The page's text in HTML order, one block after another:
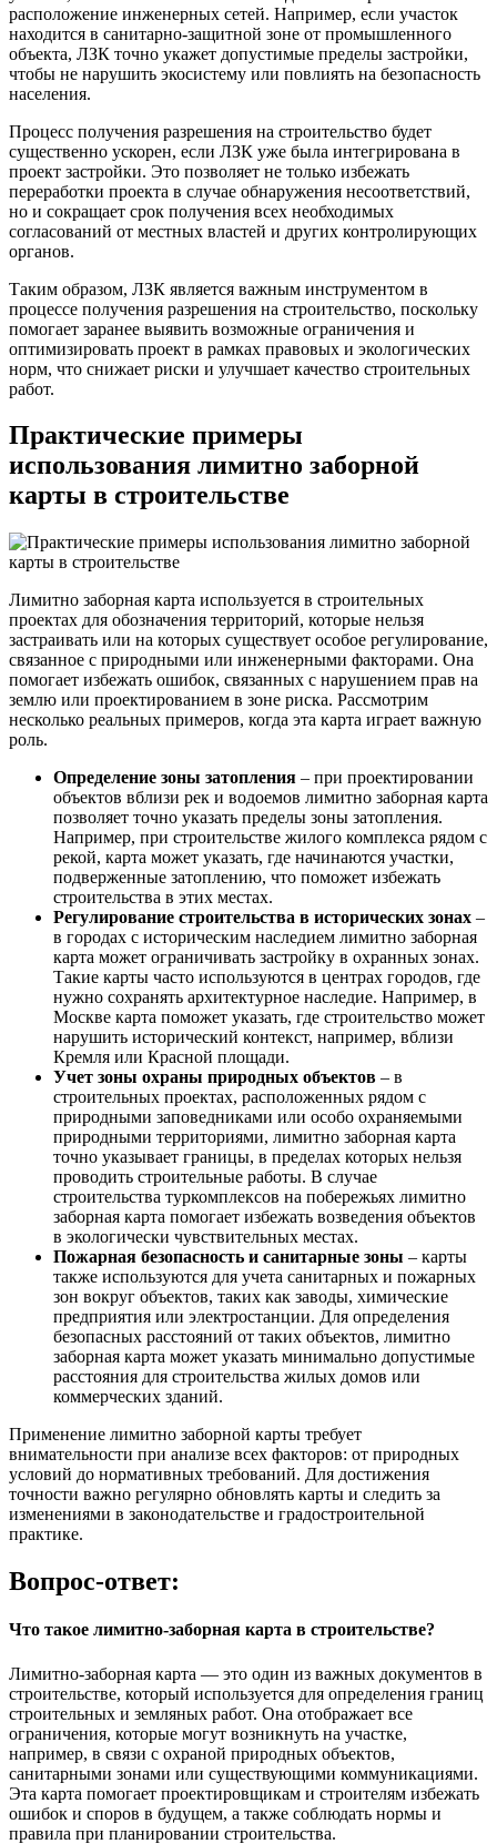
расположение инженерных сетей. Например, если участок
находится в санитарно-защитной зоне от промышленного
объекта, ЛЗК точно укажет допустимые пределы застройки,
чтобы не нарушить экосистему или повлиять на безопасность
населения.
Процесс получения разрешения на строительство будет
существенно ускорен, если ЛЗК уже была интегрирована в
проект застройки. Это позволяет не только избежать
переработки проекта в случае обнаружения несоответствий,
но и сокращает срок получения всех необходимых
согласований от местных властей и других контролирующих
органов.
Таким образом, ЛЗК является важным инструментом в
процессе получения разрешения на строительство, поскольку
помогает заранее выявить возможные ограничения и
оптимизировать проект в рамках правовых и экологических
норм, что снижает риски и улучшает качество строительных
работ.
Практические примеры
использования лимитно заборной
карты в строительстве
Лимитно заборная карта используется в строительных
проектах для обозначения территорий, которые нельзя
застраивать или на которых существует особое регулирование,
связанное с природными или инженерными факторами. Она
помогает избежать ошибок, связанных с нарушением прав на
землю или проектированием в зоне риска. Рассмотрим
несколько реальных примеров, когда эта карта играет важную
роль.
Определение зоны затопления – при проектировании
объектов вблизи рек и водоемов лимитно заборная карта
позволяет точно указать пределы зоны затопления.
Например, при строительстве жилого комплекса рядом с
рекой, карта может указать, где начинаются участки,
подверженные затоплению, что поможет избежать
строительства в этих местах.
Регулирование строительства в исторических зонах –
в городах с историческим наследием лимитно заборная
карта может ограничивать застройку в охранных зонах.
Такие карты часто используются в центрах городов, где
нужно сохранять архитектурное наследие. Например, в
Москве карта поможет указать, где строительство может
нарушить исторический контекст, например, вблизи
Кремля или Красной площади.
Учет зоны охраны природных объектов – в
строительных проектах, расположенных рядом с
природными заповедниками или особо охраняемыми
природными территориями, лимитно заборная карта
точно указывает границы, в пределах которых нельзя
проводить строительные работы. В случае
строительства туркомплексов на побережьях лимитно
заборная карта помогает избежать возведения объектов
в экологически чувствительных местах.
Пожарная безопасность и санитарные зоны – карты
также используются для учета санитарных и пожарных
зон вокруг объектов, таких как заводы, химические
предприятия или электростанции. Для определения
безопасных расстояний от таких объектов, лимитно
заборная карта может указать минимально допустимые
расстояния для строительства жилых домов или
коммерческих зданий.
Применение лимитно заборной карты требует
внимательности при анализе всех факторов: от природных
условий до нормативных требований. Для достижения
точности важно регулярно обновлять карты и следить за
изменениями в законодательстве и градостроительной
практике.
Вопрос-ответ:
Что такое лимитно-заборная карта в строительстве?
Лимитно-заборная карта — это один из важных документов в
строительстве, который используется для определения границ
строительных и земляных работ. Она отображает все
ограничения, которые могут возникнуть на участке,
например, в связи с охраной природных объектов,
санитарными зонами или существующими коммуникациями.
Эта карта помогает проектировщикам и строителям избежать
ошибок и споров в будущем, а также соблюдать нормы и
правила при планировании строительства.